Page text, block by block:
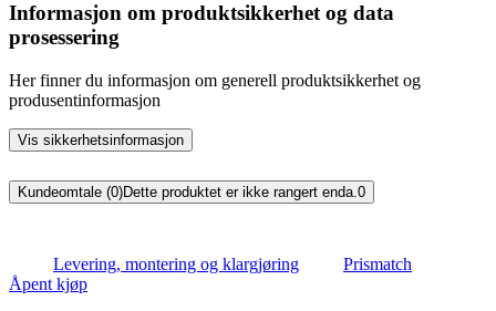
Informasjon om produktsikkerhet og data
prosessering
Her finner du informasjon om generell produktsikkerhet og
produsentinformasjon
Vis sikkerhetsinformasjon
Kundeomtale (0)Dette produktet er ikke rangert enda. 0
Levering, montering og klargjøring
Prismatch
Åpent kjøp